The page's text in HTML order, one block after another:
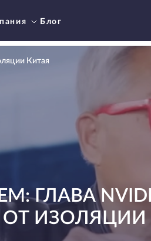
Блог
Китая
ГЛАВА
ОТ ИЗОЛЯЦИИ